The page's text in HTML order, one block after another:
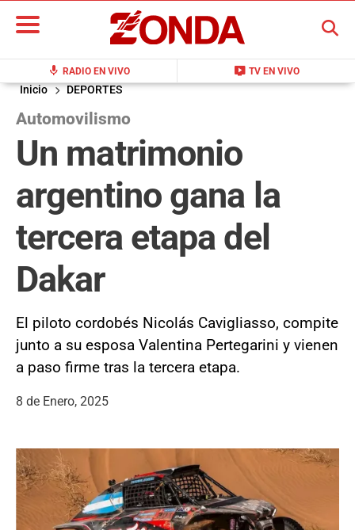
mic RADIO EN VIVO live_tv TV EN VIVO
BUSCAR
Inicio DEPORTES
Automovilismo
Un matrimonio
argentino gana la
tercera etapa del
Dakar
El piloto cordobés Nicolás Cavigliasso, compite
junto a su esposa Valentina Pertegarini y vienen
a paso firme tras la tercera etapa.
8 de Enero, 2025